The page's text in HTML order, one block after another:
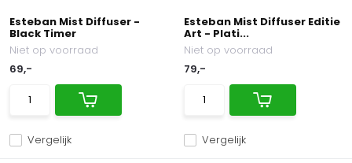
Esteban Mist Diffuser -
Black Timer
Vergelijk
Niet op voorraad
69,-
Esteban Mist Diffuser Editie
Art - Plati...
Vergelijk
Niet op voorraad
79,-